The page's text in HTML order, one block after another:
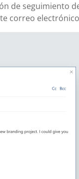
de seguimiento
correo